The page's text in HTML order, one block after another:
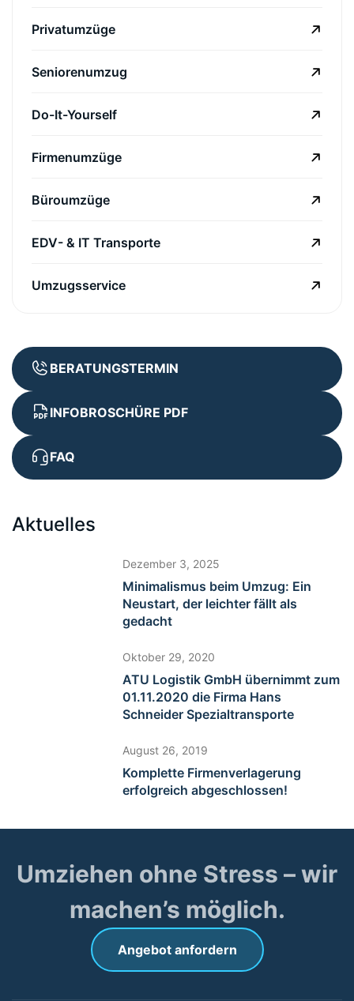
Privatumzüge
Seniorenumzug
Do-It-Yourself
Firmenumzüge
Büroumzüge
EDV- & IT Transporte
Umzugsservice
BERATUNGSTERMIN
INFOBROSCHÜRE PDF
FAQ
Aktuelles
Dezember 3, 2025
Minimalismus beim Umzug: Ein
Neustart, der leichter fällt als
gedacht
Oktober 29, 2020
ATU Logistik GmbH übernimmt zum
01.11.2020 die Firma Hans
Schneider Spezialtransporte
August 26, 2019
Komplette Firmenverlagerung
erfolgreich abgeschlossen!
Umziehen ohne Stress – wir
machen’s möglich.
Angebot anfordern